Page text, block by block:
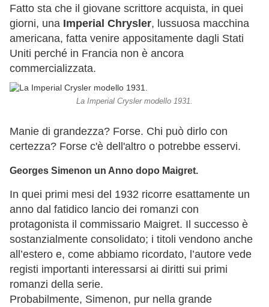
Fatto sta che il giovane scrittore acquista, in quei
giorni, una Imperial Chrysler, lussuosa macchina
americana, fatta venire appositamente dagli Stati
Uniti perché in Francia non è ancora
commercializzata.
La Imperial Crysler modello 1931.
Manie di grandezza? Forse. Chi può dirlo con
certezza? Forse c'è dell'altro o potrebbe esservi.
Georges Simenon un Anno dopo Maigret.
In quei primi mesi del 1932 ricorre esattamente un
anno dal fatidico lancio dei romanzi con
protagonista il commissario Maigret. Il successo è
sostanzialmente consolidato; i titoli vendono anche
all’estero e, come abbiamo ricordato, l’autore vede
registi importanti interessarsi ai diritti sui primi
romanzi della serie.
Probabilmente, Simenon, pur nella grande